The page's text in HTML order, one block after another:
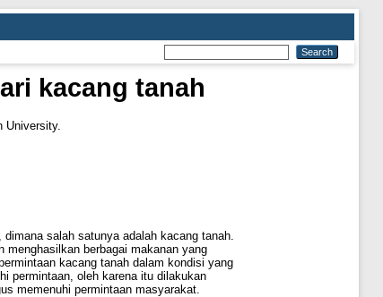
kacang tanah
University.
salah satunya adalah kacang tanah.
berbagai makanan yang
kacang tanah dalam kondisi yang
permintaan, oleh karena itu dilakukan
memenuhi permintaan masyarakat.